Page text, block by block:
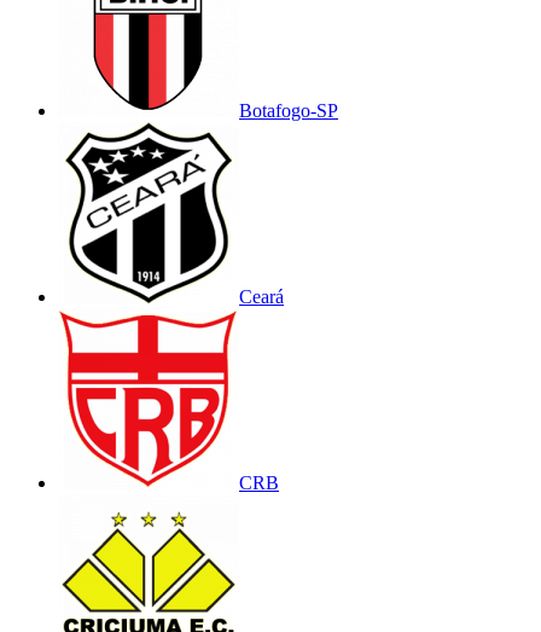
Botafogo-SP
Ceará
CRB